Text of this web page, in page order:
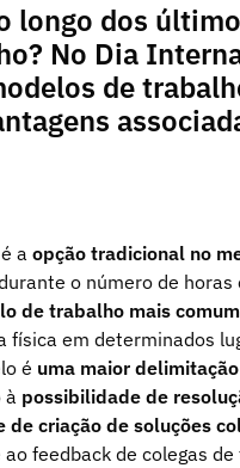
longo dos
No Dia
de
a opção tradicional no
o número de
de trabalho mais comum
física em determinados
é uma maior
à possibilidade de
criação de soluções
feedback de colegas